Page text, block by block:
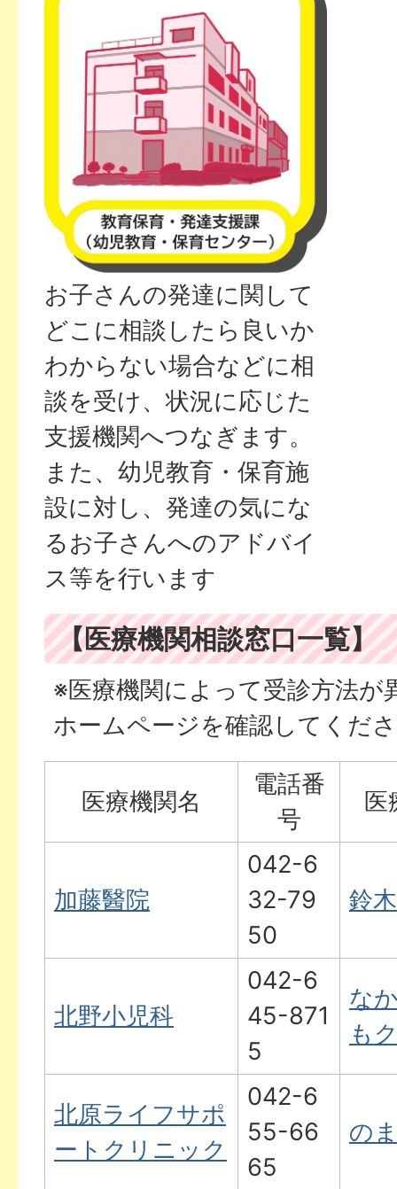
お子さんの発達に関して
どこに相談したら良いか
わからない場合などに相
談を受け、状況に応じた
支援機関へつなぎます。
また、幼児教育・保育施
設に対し、発達の気にな
るお子さんへのアドバイ
ス等を行います
【医療機関相談窓口一覧】
※医療機関によって受診方法が
ホームページを確認してくだ
医療機関名
電話番
号
医
加藤醫院
042-6
32-79
50
鈴
北野小児科
042-6
45-871
5
な
も
北原ライフサポ
ートクリニック
042-6
55-66
65
の